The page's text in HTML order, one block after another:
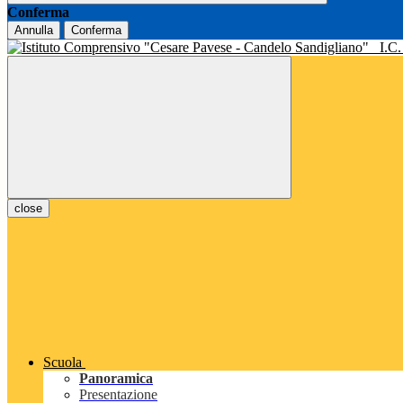
Conferma
Annulla Conferma
I.C.
close
Scuola
Panoramica
Presentazione